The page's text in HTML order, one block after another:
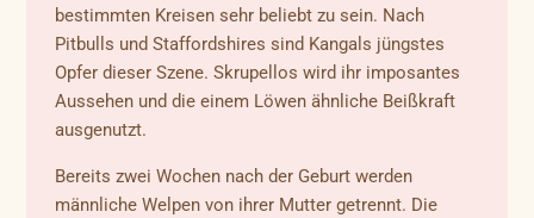
bestimmten Kreisen sehr beliebt zu sein. Nach
Pitbulls und Staffordshires sind Kangals jüngstes
Opfer dieser Szene. Skrupellos wird ihr imposantes
Aussehen und die einem Löwen ähnliche Beißkraft
ausgenutzt.
Bereits zwei Wochen nach der Geburt werden
männliche Welpen von ihrer Mutter getrennt. Die